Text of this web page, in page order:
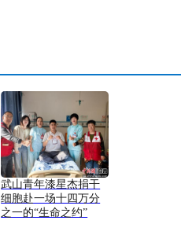
武山青年漆星杰捐干
细胞赴一场十四万分
之一的“生命之约”